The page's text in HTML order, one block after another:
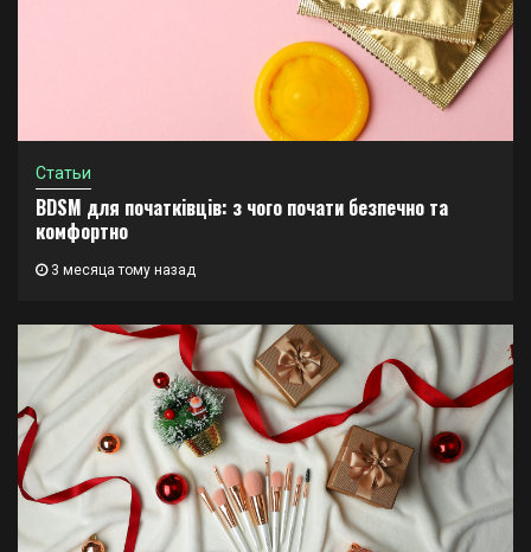
Статьи
BDSM для початківців: з чого почати безпечно та
комфортно
3 месяца тому назад